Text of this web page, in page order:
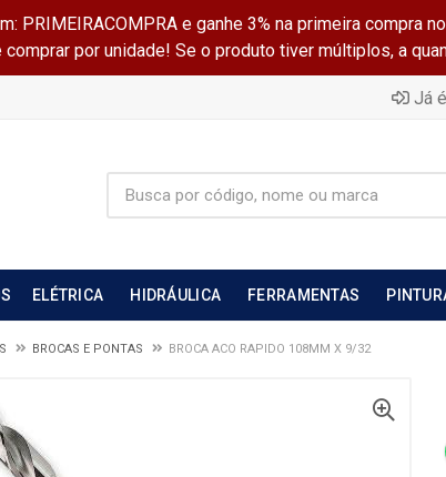
PRIMEIRACOMPRA e ganhe 3% na primeira compra
comprar por unidade! Se o produto tiver múltiplos, a
Já
ELÉTRICA HIDRÁULICA FERRAMENTAS
BROCAS E PONTAS BROCA ACO RAPIDO 108MM X 9/32